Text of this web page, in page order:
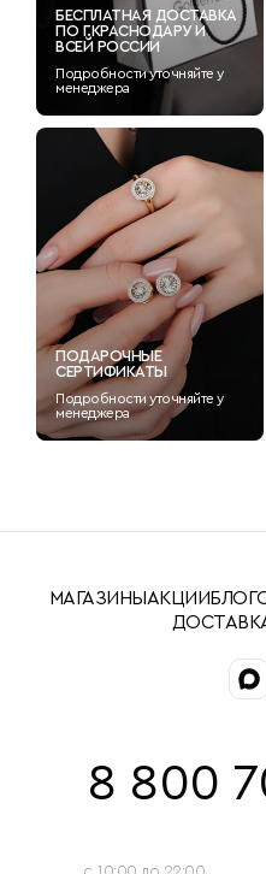
БЕСПЛАТНАЯ ДОСТАВКА
ПО Г.КРАСНОДАРУ И
ВСЕЙ РОССИИ
Подробности уточняйте у
менеджера
ПОДАРОЧНЫЕ
СЕРТИФИКАТЫ
Подробности уточняйте у
менеджера
МАГАЗИНЫ АКЦИИБЛОГ
8 800